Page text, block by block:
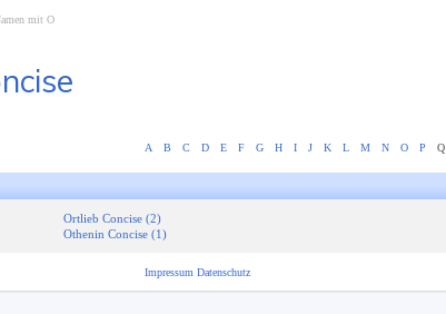
mit O
A B C D E F G H I J K L M N O P Q
Ortlieb Concise (2)
Othenin Concise (1)
Impressum Datenschutz